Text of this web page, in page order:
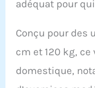
adéquat pour
Conçu pour des
cm et 120 kg,
domestique,